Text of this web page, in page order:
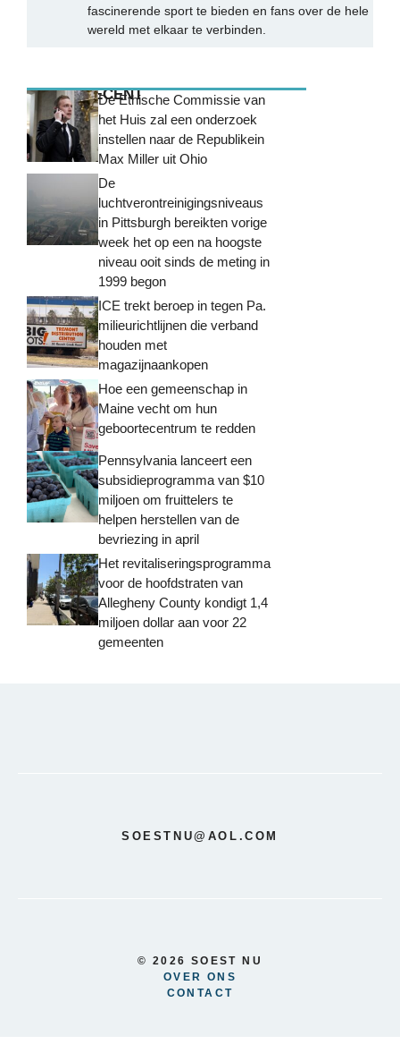
fascinerende sport te bieden en fans over de hele
wereld met elkaar te verbinden.
MEEST RECENTDe Ethische Commissie van
het Huis zal een onderzoek
instellen naar de Republikein
Max Miller uit Ohio
De
luchtverontreinigingsniveaus
in Pittsburgh bereikten vorige
week het op een na hoogste
niveau ooit sinds de meting in
1999 begon
ICE trekt beroep in tegen Pa.
milieurichtlijnen die verband
houden met
magazijnaankopen
Hoe een gemeenschap in
Maine vecht om hun
geboortecentrum te redden
Pennsylvania lanceert een
subsidieprogramma van $10
miljoen om fruittelers te
helpen herstellen van de
bevriezing in april
Het revitaliseringsprogramma
voor de hoofdstraten van
Allegheny County kondigt 1,4
miljoen dollar aan voor 22
gemeenten
SOESTNU@AOL.COM
© 2026 SOEST NU
OVER ONS
CONTACT